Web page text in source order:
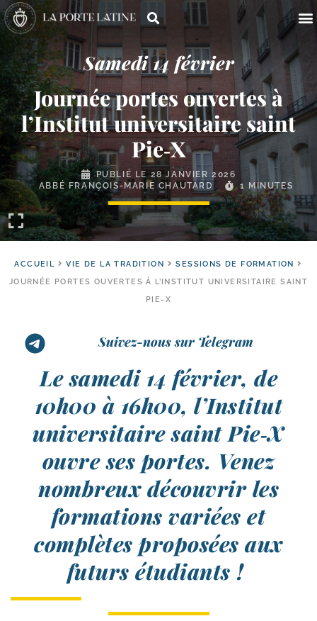
Samedi 14 février
Journée portes ouvertes à
l’Institut universitaire saint
Pie‑X
PUBLIÉ LE28 JANVIER 2026
ABBÉ FRANÇOIS-MARIE CHAUTARD
1 MINUTES
ACCUEIL VIE DE LA TRADITION
SESSIONS DE FORMATION
JOURNÉE PORTES OUVERTES À L’INSTITUT UNIVERSITAIRE SAINT
PIE-X
Suivez-nous sur Telegram
Le samedi 14 février, de
10h00 à 16h00, l’Institut
universitaire saint Pie‑X
ouvre ses portes. Venez
nombreux découvrir les
formations variées et
complètes proposées aux
futurs étudiants !